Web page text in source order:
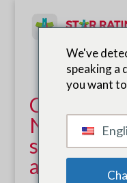
Consulta
Novo guia
We've
speaking a
you want